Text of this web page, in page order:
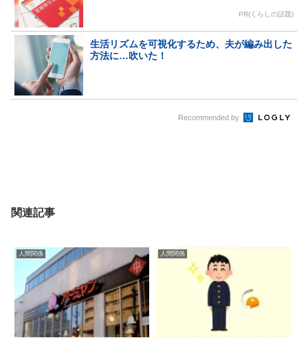
PR(くらしの話題)
生活リズムを可視化するため、夫が編み出した
方法に…吹いた！
Recommended by
関連記事
人間関係 人間関係